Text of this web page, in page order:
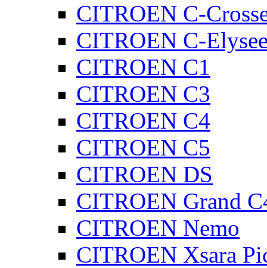
CITROEN C-
CITROEN C-
CITROEN C1
CITROEN C3
CITROEN C4
CITROEN C5
CITROEN DS
CITROEN Grand
CITROEN Nemo
CITROEN Xsara